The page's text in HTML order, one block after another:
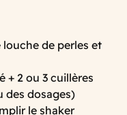
de perles et
+ 2 ou 3 cuillères
des dosages)
le shaker